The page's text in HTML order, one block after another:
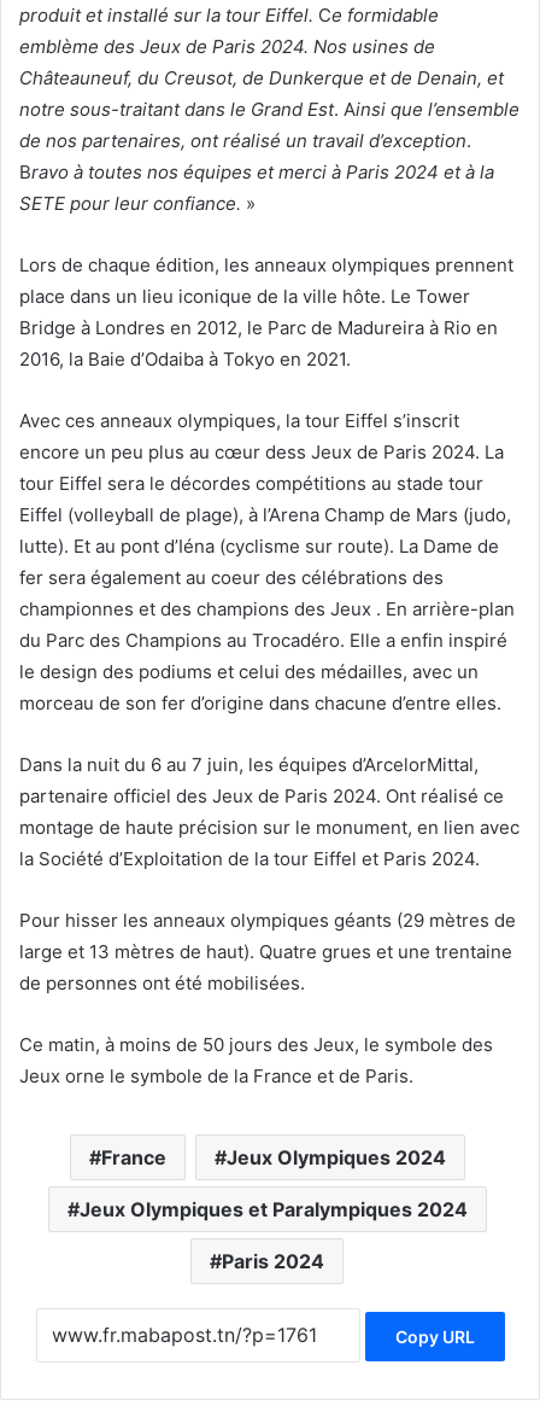
produit et installé sur la tour Eiffel. Ce formidable
emblème des Jeux de Paris 2024. Nos usines de
Châteauneuf, du Creusot, de Dunkerque et de Denain, et
notre sous-traitant dans le Grand Est. Ainsi que l’ensemble
de nos partenaires, ont réalisé un travail d’exception.
Bravo à toutes nos équipes et merci à Paris 2024 et à la
SETE pour leur confiance. »
Lors de chaque édition, les anneaux olympiques prennent
place dans un lieu iconique de la ville hôte. Le Tower
Bridge à Londres en 2012, le Parc de Madureira à Rio en
2016, la Baie d’Odaiba à Tokyo en 2021.
Avec ces anneaux olympiques, la tour Eiffel s’inscrit
encore un peu plus au cœur dess Jeux de Paris 2024. La
tour Eiffel sera le décordes compétitions au stade tour
Eiffel (volleyball de plage), à l’Arena Champ de Mars (judo,
lutte). Et au pont d’Iéna (cyclisme sur route). La Dame de
fer sera également au coeur des célébrations des
championnes et des champions des Jeux . En arrière-plan
du Parc des Champions au Trocadéro. Elle a enfin inspiré
le design des podiums et celui des médailles, avec un
morceau de son fer d’origine dans chacune d’entre elles.
Dans la nuit du 6 au 7 juin, les équipes d’ArcelorMittal,
partenaire officiel des Jeux de Paris 2024. Ont réalisé ce
montage de haute précision sur le monument, en lien avec
la Société d’Exploitation de la tour Eiffel et Paris 2024.
Pour hisser les anneaux olympiques géants (29 mètres de
large et 13 mètres de haut). Quatre grues et une trentaine
de personnes ont été mobilisées.
Ce matin, à moins de 50 jours des Jeux, le symbole des
Jeux orne le symbole de la France et de Paris.
France Jeux Olympiques 2024
Jeux Olympiques et Paralympiques 2024
Paris 2024
Copy URL